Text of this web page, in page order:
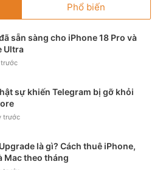
Phổ biến
sẵn sàng cho iPhone 18 Pro và
Ultra
trước
sự khiến Telegram bị gỡ khỏi
trước
là gì? Cách thuê iPhone,
Mac theo tháng